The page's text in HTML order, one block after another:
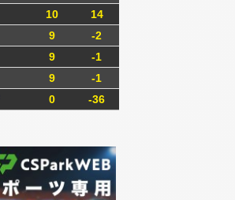
10 14
9 -2
9 -1
9 -1
0 -36